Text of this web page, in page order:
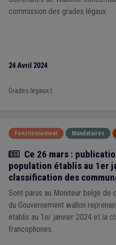
commission des grades légaux.
24 Avril 2024
Grades légaux|
Fonctionnement Mandataires
Actualité
Ce 26 mars :
population établis au 1er
classification des
Sont parus au Moniteur belge de
du Gouvernement wallon
établis au 1er janvier 2024 et la
francophones.